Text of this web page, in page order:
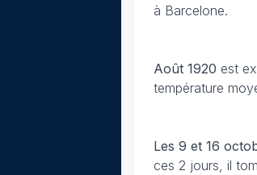
à Barcelone.
Août 1920 est
température
Les 9 et 16
ces 2 jours, il